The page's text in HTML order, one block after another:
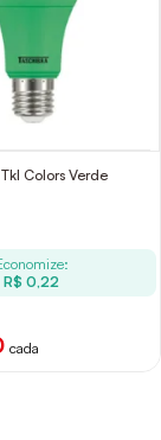
Colors Verde
R$ 0,22
cada